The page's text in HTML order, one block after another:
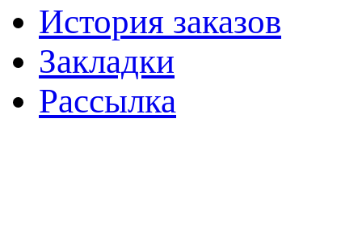
История заказов
Закладки
Рассылка